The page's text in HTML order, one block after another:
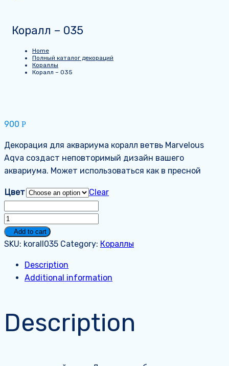
Коралл – 035
Home
Полный каталог декораций
Кораллы
Коралл – 035
900 Р
Декорация для аквариума коралл ветвь Marvelous
Aqva создаст неповторимый дизайн вашего
аквариума. Может использоваться как в пресной
Цвет Clear
Коралл
-
035
Add to cart
SKU: korall035 Category: Кораллы
Description
Additional information
Description